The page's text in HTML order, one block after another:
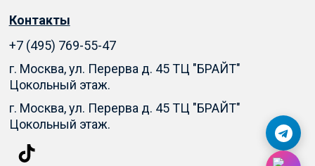
Контакты
+7 (495) 769-55-47
г. Москва, ул. Перерва д. 45 ТЦ "БРАЙТ"
Цокольный этаж.
г. Москва, ул. Перерва д. 45 ТЦ "БРАЙТ"
Цокольный этаж.